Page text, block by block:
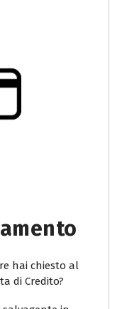
hai chiesto al
di Credito?